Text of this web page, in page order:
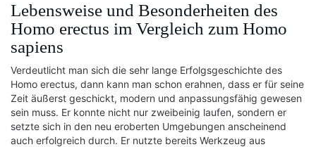
Lebensweise und Besonderheiten des
Homo erectus im Vergleich zum Homo
sapiens
Verdeutlicht man sich die sehr lange Erfolgsgeschichte des
Homo erectus, dann kann man schon erahnen, dass er für seine
Zeit äußerst geschickt, modern und anpassungsfähig gewesen
sein muss. Er konnte nicht nur zweibeinig laufen, sondern er
setzte sich in den neu eroberten Umgebungen anscheinend
auch erfolgreich durch. Er nutzte bereits Werkzeug aus